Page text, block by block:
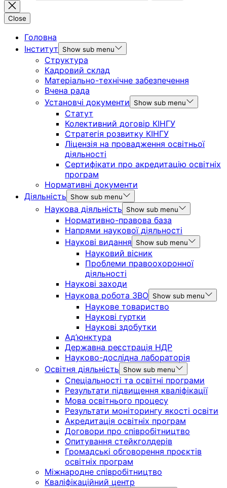
Close
Головна
Інститут
Show sub menu
Структура
Кадровий склад
Матеріально-технічне забезпечення
Вчена рада
Установчі документи
Show sub menu
Статут
Колективний договір КІНГУ
Стратегія розвитку КІНГУ
Ліцензія на провадження освітньої
діяльності
Сертифікати про акредитацію освітніх
програм
Нормативні документи
Діяльність
Show sub menu
Наукова діяльність Show sub menu
Нормативно-правова база
Напрями наукової діяльності
Наукові видання
Show sub menu
Науковий вісник
Проблеми правоохоронної
діяльності
Наукові заходи
Наукова робота ЗВО Show sub menu
Наукове товариство
Наукові гуртки
Наукові здобутки
Ад’юнктура
Державна реєстрація НДР
Науково-дослідна лабораторія
Освітня діяльність
Show sub menu
Спеціальності та освітні програми
Результати підвищення кваліфікації
Мова освітнього процесу
Результати моніторингу якості освіти
Акредитація освітніх програм
Договори про співробітництво
Опитування стейкголдерів
Громадські обговорення проєктів
освітніх програм
Міжнародне співробітництво
Кваліфікаційний центр